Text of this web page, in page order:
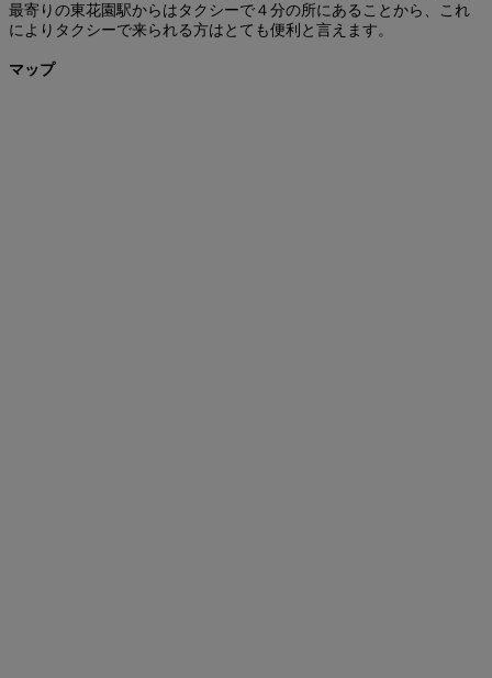
最寄りの東花園駅からはタクシーで４分の所にあることから、これ
によりタクシーで来られる方はとても便利と言えます。
マップ